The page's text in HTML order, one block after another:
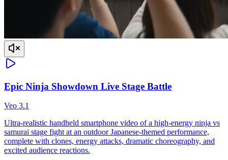
Epic Ninja Showdown Live Stage Battle
Veo 3.1
Ultra-realistic handheld smartphone video of a high-energy ninja vs
samurai stage fight at an outdoor Japanese-themed performance,
complete with clones, energy attacks, dramatic choreography, and
excited audience reactions.